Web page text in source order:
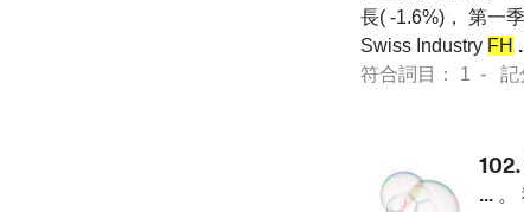
長( -1.6%)， 第一
Swiss Industry FH
符合詞目： 1 -
102.
... 。